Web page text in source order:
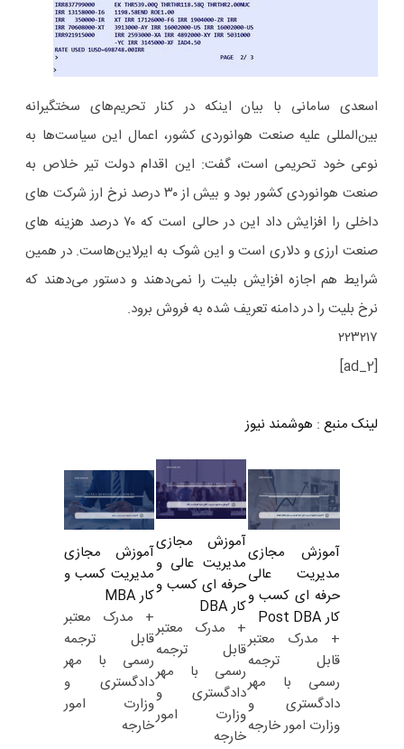
اسعدی سامانی با بیان اینکه در کنار تحریم‌های سختگیرانه
بین‌المللی علیه صنعت هوانوردی کشور، اعمال این سیاست‌ها به
نوعی خود تحریمی است، گفت: این اقدام دولت تیر خلاص به
صنعت هوانوردی کشور بود و بیش از ٣٠ درصد نرخ ارز شرکت های
داخلی را افزایش داد این در حالی است که ٧٠ درصد هزینه های
صنعت ارزی و دلاری است و این شوک به ایرلاین‌هاست. در همین
شرایط هم اجازه افزایش بلیت را نمی‌دهند و دستور می‌دهند که
نرخ بلیت را در دامنه تعریف شده به فروش برود.
۲۲۳۲۱۷
[ad_2]
لینک منبع : هوشمند نیوز
آموزش مجازی
مدیریت عالی
حرفه ای کسب و
کار Post DBA
+ مدرک معتبر
قابل ترجمه
رسمی با مهر
دادگستری و
وزارت امور خارجه
آموزش مجازی
مدیریت عالی و
حرفه ای کسب و
کار DBA
+ مدرک معتبر
قابل ترجمه
رسمی با مهر
دادگستری و
وزارت امور
خارجه
آموزش مجازی
مدیریت کسب و
کار MBA
+ مدرک معتبر
قابل ترجمه
رسمی با مهر
دادگستری و
وزارت امور
خارجه